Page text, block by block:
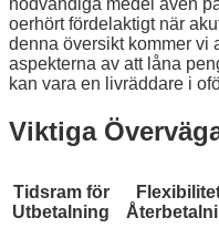
oerhört fördelaktigt när
denna översikt kommer vi
aspekterna av att låna
kan vara en livräddare i
Viktiga
Tidsram för
Utbetalning